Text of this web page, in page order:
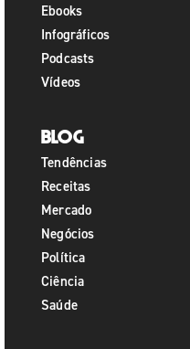
Ebooks
Infográficos
Podcasts
Vídeos
Blog
Tendências
Receitas
Mercado
Negócios
Política
Ciência
Saúde